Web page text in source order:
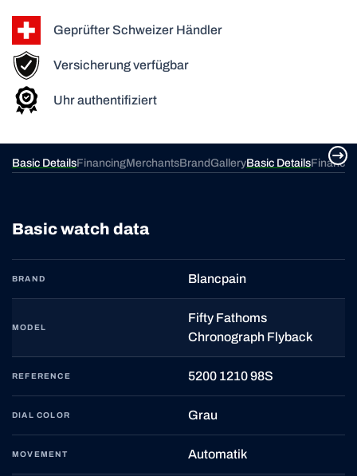
Geprüfter Schweizer Händler
Versicherung verfügbar
Uhr authentifiziert
Basic DetailsFinancingMerchantsBrandGalleryBasic Details
Basic watch data
BRAND Blancpain
MODEL
Fifty Fathoms
Chronograph Flyback
REFERENCE 5200 1210 98S
DIAL COLOR Grau
MOVEMENT Automatik